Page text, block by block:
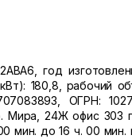
год
180,8, рабочий
ОГРН:
24Ж офис 303
мин. до 16 ч. 00